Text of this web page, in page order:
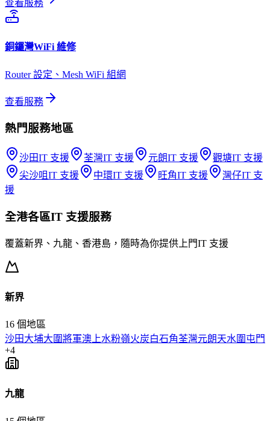
查看服務
銅鑼灣WiFi 維修
Router 設定、Mesh WiFi 組網
查看服務
熱門服務地區
沙田IT 支援 荃灣IT 支援 元朗IT 支援 觀塘IT 支援
尖沙咀IT 支援 中環IT 支援 旺角IT 支援 灣仔IT 支
援
全港各區IT 支援服務
覆蓋新界、九龍、香港島，隨時為你提供上門IT 支援
新界
16 個地區
沙田大埔大圍將軍澳 上水粉嶺火炭白石角荃灣元朗天水圍 屯門
+4
九龍